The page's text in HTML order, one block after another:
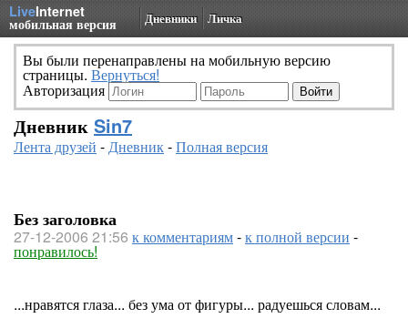
LiveInternet
мобильная версия Дневники Личка
Вы были перенаправлены на мобильную версию
страницы. Вернуться!
Авторизация
Дневник Sin7
Лента друзей -Дневник-Полная версия
Без заголовка
27-12-2006 21:56 к комментариям-к полной версии -
понравилось!
...нравятся глаза... без ума от фигуры... радуешься словам...